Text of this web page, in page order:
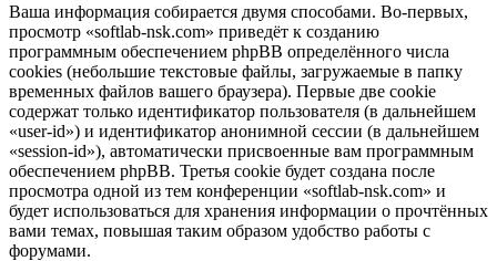
Ваша информация собирается двумя способами. Во-первых,
просмотр «softlab-nsk.com» приведёт к созданию
программным обеспечением phpBB определённого числа
cookies (небольшие текстовые файлы, загружаемые в папку
временных файлов вашего браузера). Первые две cookie
содержат только идентификатор пользователя (в дальнейшем
«user-id») и идентификатор анонимной сессии (в дальнейшем
«session-id»), автоматически присвоенные вам программным
обеспечением phpBB. Третья cookie будет создана после
просмотра одной из тем конференции «softlab-nsk.com» и
будет использоваться для хранения информации о прочтённых
вами темах, повышая таким образом удобство работы с
форумами.